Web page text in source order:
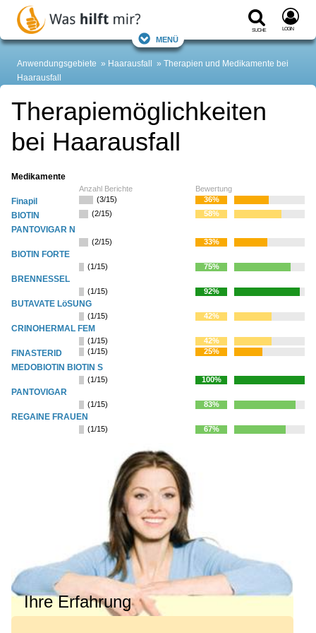
Suche Login
Menü
Anwendungsgebiete Haarausfall
Therapien und Medikamente bei
Haarausfall
Therapiemöglichkeiten
bei Haarausfall
Medikamente
Anzahl Berichte Bewertung
Finapil (3/15) 36%
BIOTIN (2/15) 58%
PANTOVIGAR N
(2/15) 33%
BIOTIN FORTE
(1/15) 75%
BRENNESSEL
(1/15) 92%
BUTAVATE LöSUNG
(1/15) 42%
CRINOHERMAL FEM
(1/15) 42%
FINASTERID (1/15) 25%
MEDOBIOTIN BIOTIN S
(1/15) 100%
PANTOVIGAR
(1/15) 83%
REGAINE FRAUEN
(1/15) 67%
Ihre Erfahrung